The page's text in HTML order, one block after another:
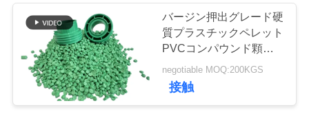
バージン押出グレード硬
質プラスチックペレット
PVCコンパウンド顆粒
ポリ塩化ビニル粒子 射
出成形用 PVCプラスチ
ックコンパウンド顆粒
negotiable MOQ:200KGS
接触